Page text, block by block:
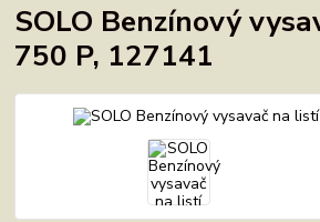
SOLO Benzínový
750 P, 127141